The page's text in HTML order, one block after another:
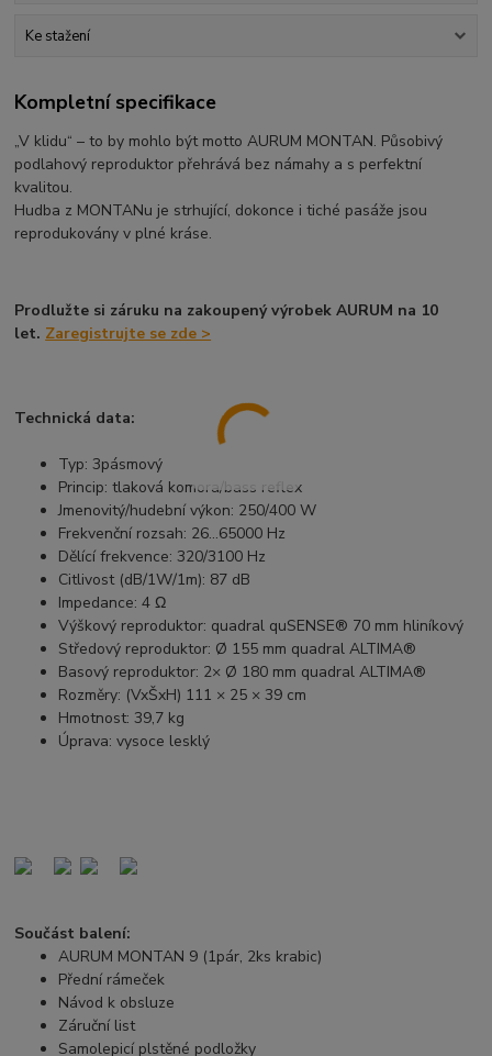
Ke stažení
Kompletní specifikace
„V klidu“ – to by mohlo být motto AURUM MONTAN. Působivý
podlahový reproduktor přehrává bez námahy a s perfektní
kvalitou.
Hudba z MONTANu je strhující, dokonce i tiché pasáže jsou
reprodukovány v plné kráse.
Prodlužte si záruku na zakoupený výrobek AURUM na 10
let. Zaregistrujte se zde >
Technická data:
Typ: 3pásmový
Princip: tlaková komora/bass reflex
Jmenovitý/hudební výkon: 250/400 W
Frekvenční rozsah: 26…65000 Hz
Dělící frekvence: 320/3100 Hz
Citlivost (dB/1W/1m): 87 dB
Impedance: 4 Ω
Výškový reproduktor: quadral quSENSE® 70 mm hliníkový
Středový reproduktor: Ø 155 mm quadral ALTIMA®
Basový reproduktor: 2× Ø 180 mm quadral ALTIMA®
Rozměry: (VxŠxH) 111 × 25 × 39 cm
Hmotnost: 39,7 kg
Úprava: vysoce lesklý
Součást balení:
AURUM MONTAN 9 (1pár, 2ks krabic)
Přední rámeček
Návod k obsluze
Záruční list
Samolepicí plstěné podložky